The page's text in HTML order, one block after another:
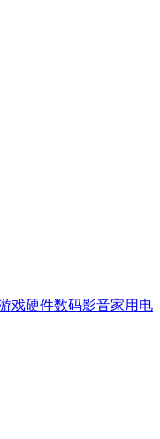
戏硬件数码影音家用电